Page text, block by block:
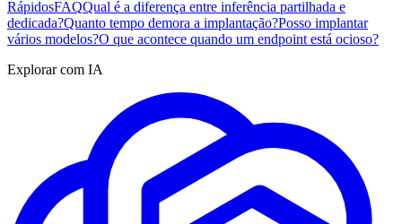
RápidosFAQQual é a diferença entre inferência partilhada e
dedicada?Quanto tempo demora a implantação?Posso implantar
vários modelos?O que acontece quando um endpoint está ocioso?
Explorar com IA